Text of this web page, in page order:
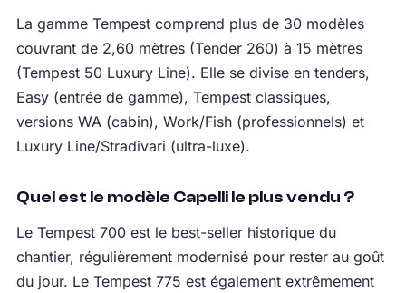
La gamme Tempest comprend plus de 30 modèles
couvrant de 2,60 mètres (Tender 260) à 15 mètres
(Tempest 50 Luxury Line). Elle se divise en tenders,
Easy (entrée de gamme), Tempest classiques,
versions WA (cabin), Work/Fish (professionnels) et
Luxury Line/Stradivari (ultra-luxe).
Quel est le modèle Capelli le plus vendu ?
Le Tempest 700 est le best-seller historique du
chantier, régulièrement modernisé pour rester au goût
du jour. Le Tempest 775 est également extrêmement